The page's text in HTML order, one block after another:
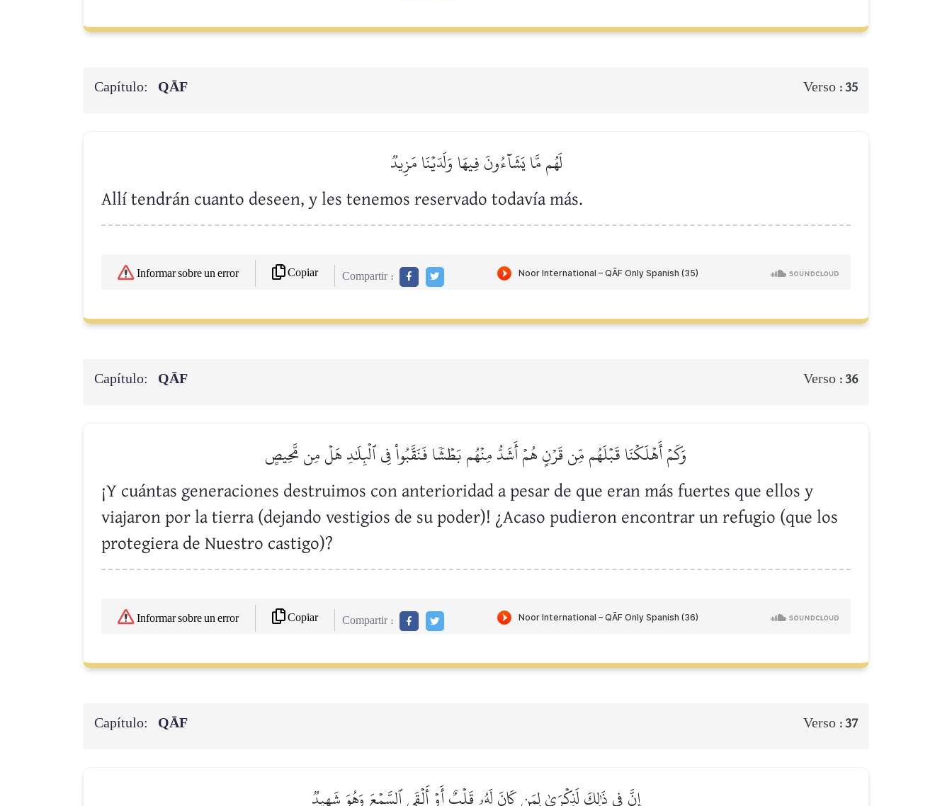
Capítulo: QĀF Verso :35
لَهُم مَّا يَشَآءُونَ فِيهَا وَلَدَيۡنَا مَزِيدٞ
Allí tendrán cuanto deseen, y les tenemos reservado todavía más.
Informar sobre un error Copiar Compartir :
Capítulo: QĀF Verso :36
وَكَمۡ أَهۡلَكۡنَا قَبۡلَهُم مِّن قَرۡنٍ هُمۡ أَشَدُّ مِنۡهُم بَطۡشٗا فَنَقَّبُواْ فِي ٱلۡبِلَٰدِ هَلۡ مِن مَّحِيصٍ
¡Y cuántas generaciones destruimos con anterioridad a pesar de que eran más fuertes que ellos y
viajaron por la tierra (dejando vestigios de su poder)! ¿Acaso pudieron encontrar un refugio (que los
protegiera de Nuestro castigo)?
Informar sobre un error Copiar Compartir :
Capítulo: QĀF Verso :37
إِنَّ فِي ذَٰلِكَ لَذِكۡرَىٰ لِمَن كَانَ لَهُۥ قَلۡبٌ أَوۡ أَلۡقَى ٱلسَّمۡعَ وَهُوَ شَهِيدٞ